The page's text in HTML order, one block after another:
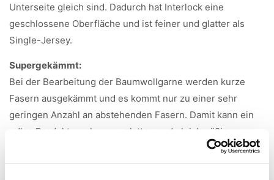
Unterseite gleich sind. Dadurch hat Interlock eine
geschlossene Oberfläche und ist feiner und glatter als
Single-Jersey.
Supergekämmt:
Bei der Bearbeitung der Baumwollgarne werden kurze
Fasern ausgekämmt und es kommt nur zu einer sehr
geringen Anzahl an abstehenden Fasern. Damit kann ein
edles Produkt aus langen, glatten und gleichmäßigen